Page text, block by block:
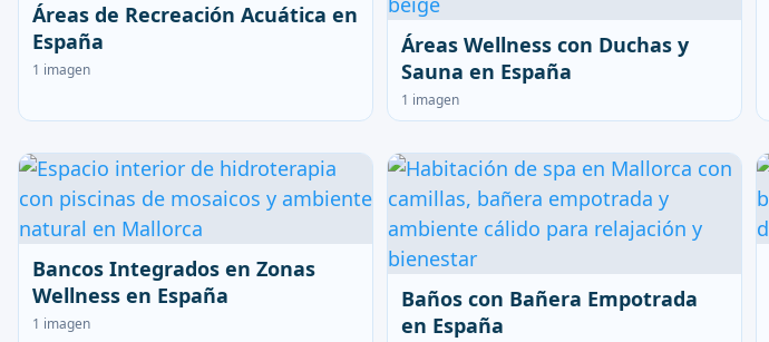
Áreas de Recreación Acuática en
España
1 imagen
Áreas Wellness con Duchas y
Sauna en España
1 imagen
Bancos Integrados en Zonas
Wellness en España
1 imagen
Baños con Bañera Empotrada
en España